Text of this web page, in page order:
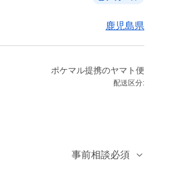
鹿児島県
ポケマル提携のヤマト便
配送区分:
事前相談必須